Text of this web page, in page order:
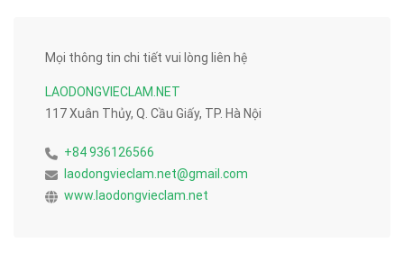
Mọi thông tin chi tiết vui lòng liên hệ
LAODONGVIECLAM.NET
117 Xuân Thủy, Q. Cầu Giấy, TP. Hà Nội
+84 936126566
laodongvieclam.net@gmail.com
www.laodongvieclam.net